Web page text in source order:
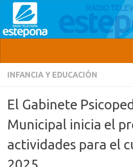
INFANCIA Y EDUCACIÓN
El Gabinete
Municipal inicia el
actividades para el